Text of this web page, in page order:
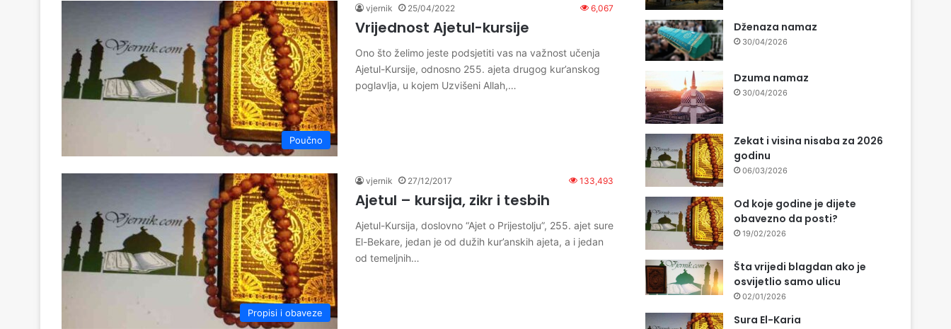
Poučno
vjernik 25/04/2022 6,067
Vrijednost Ajetul-kursije
Ono što želimo jeste podsjetiti vas na važnost učenja
Ajetul-Kursije, odnosno 255. ajeta drugog kur’anskog
poglavlja, u kojem Uzvišeni Allah,…
Propisi i obaveze
vjernik 27/12/2017 133,493
Ajetul – kursija, zikr i tesbih
Ajetul-Kursija, doslovno “Ajet o Prijestolju”, 255. ajet sure
El-Bekare, jedan je od dužih kur’anskih ajeta, a i jedan
od temeljnih…
Dženaza namaz
30/04/2026
Dzuma namaz
30/04/2026
Zekat i visina nisaba za 2026
godinu
06/03/2026
Od koje godine je dijete
obavezno da posti?
19/02/2026
Šta vrijedi blagdan ako je
osvijetlio samo ulicu
02/01/2026
Sura El-Karia